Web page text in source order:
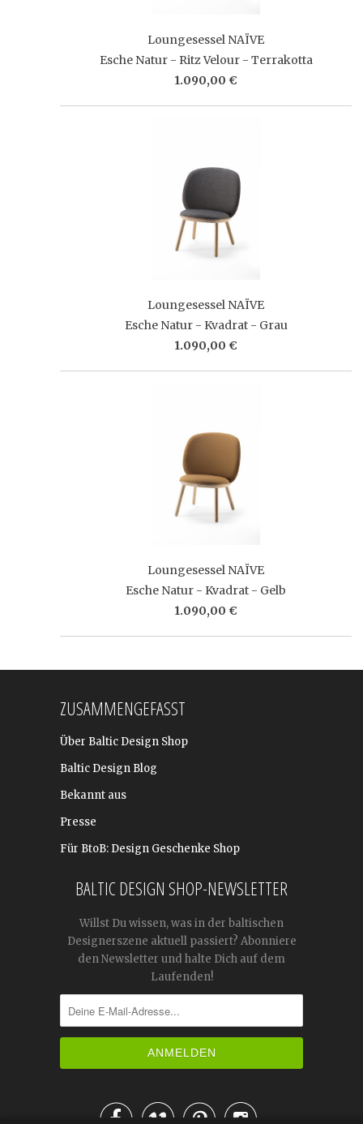
Loungesessel NAÏVE
Esche Natur - Ritz Velour - Terrakotta
1.090,00 €
Loungesessel NAÏVE
Esche Natur - Kvadrat - Grau
1.090,00 €
Loungesessel NAÏVE
Esche Natur - Kvadrat - Gelb
1.090,00 €
ZUSAMMENGEFASST
Über Baltic Design Shop
Baltic Design Blog
Bekannt aus
Presse
Für BtoB: Design Geschenke Shop
BALTIC DESIGN SHOP-NEWSLETTER
Willst Du wissen, was in der baltischen
Designerszene aktuell passiert? Abonniere
den Newsletter und halte Dich auf dem
Laufenden!